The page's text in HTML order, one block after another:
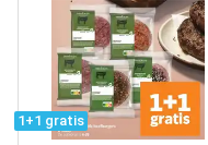
1+1 gratis